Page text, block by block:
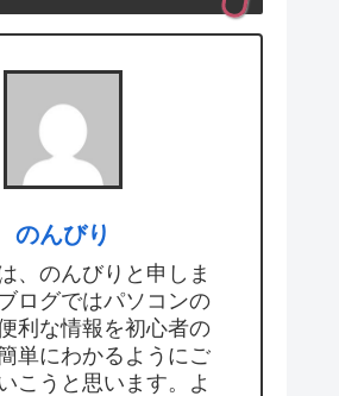
のんびり
、のんびりと申しま
ログではパソコンの
利な情報を初心者の
単にわかるようにご
こうと思います。よ